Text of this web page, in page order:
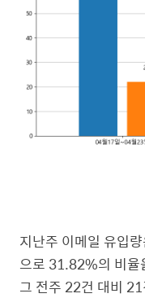
지난주 이메일 유입
으로 31.82%의 비율
그 전주 22건 대비